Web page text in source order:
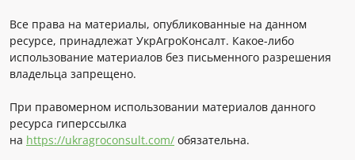
Все права на материалы, опубликованные на данном
ресурсе, принадлежат УкрАгроКонсалт. Какое-либо
использование материалов без письменного разрешения
владельца запрещено.
При правомерном использовании материалов данного
ресурса гиперссылка
на https://ukragroconsult.com/ обязательна.